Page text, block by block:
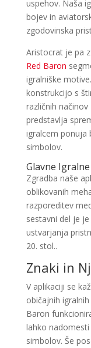
uspehov. Naša
bojev in
zgodovinska
Aristocrat je pa
Red Baron
igralniške
konstrukcijo s
različnih
predstavlja
igralcem ponuja
simbolov.
Glavne
Zgradba naše
oblikovanih
razporeditev
sestavni del je
ustvarjanja
20. stol..
Znaki in
V aplikaciji se
običajnih
Baron
lahko
simbolov. Še